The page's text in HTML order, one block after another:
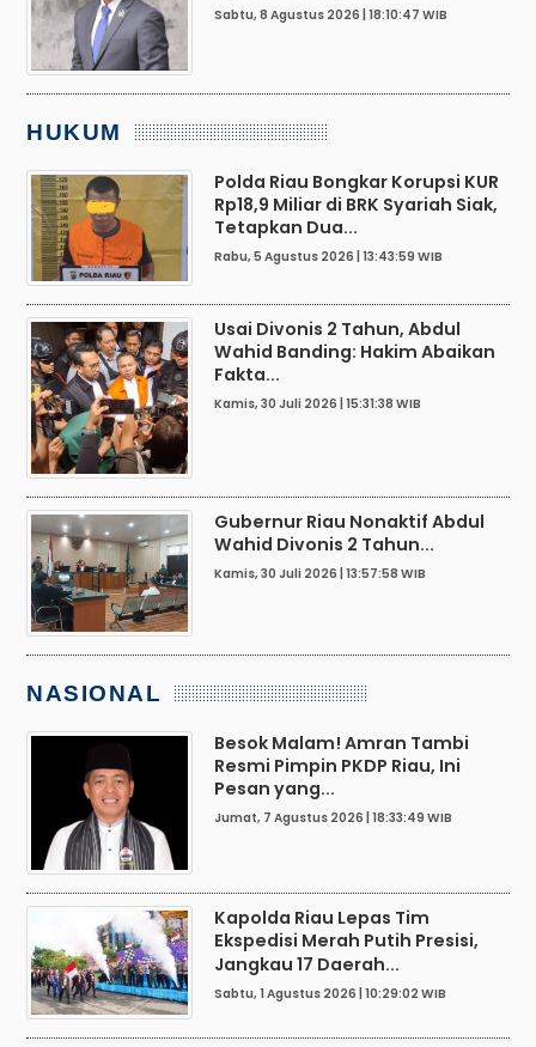
Sabtu, 8 Agustus 2026 | 18:10:47 WIB
HUKUM
Polda Riau Bongkar Korupsi KUR
Rp18,9 Miliar di BRK Syariah Siak,
Tetapkan Dua...
Rabu, 5 Agustus 2026 | 13:43:59 WIB
Usai Divonis 2 Tahun, Abdul
Wahid Banding: Hakim Abaikan
Fakta...
Kamis, 30 Juli 2026 | 15:31:38 WIB
Gubernur Riau Nonaktif Abdul
Wahid Divonis 2 Tahun...
Kamis, 30 Juli 2026 | 13:57:58 WIB
NASIONAL
Besok Malam! Amran Tambi
Resmi Pimpin PKDP Riau, Ini
Pesan yang...
Jumat, 7 Agustus 2026 | 18:33:49 WIB
Kapolda Riau Lepas Tim
Ekspedisi Merah Putih Presisi,
Jangkau 17 Daerah...
Sabtu, 1 Agustus 2026 | 10:29:02 WIB